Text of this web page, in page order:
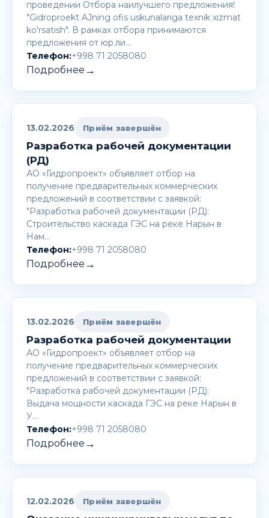
проведении Отбора наилучшего предложения!
"Gidroproekt AJning ofis uskunalariga texnik xizmat
ko'rsatish". В рамках отбора принимаются
предложения от юр.ли…
Телефон:+998 71 2058080
Подробнее →
13.02.2026 Приём завершён
Разработка рабочей документации
(РД)
АО «Гидропроект» объявляет отбор на
получение предварительных коммерческих
предложений в соответствии с заявкой:
"Разработка рабочей документации (РД):
Строительство каскада ГЭС на реке Нарын в
Нам…
Телефон:+998 71 2058080
Подробнее →
13.02.2026 Приём завершён
Разработка рабочей документации
АО «Гидропроект» объявляет отбор на
получение предварительных коммерческих
предложений в соответствии с заявкой:
"Разработка рабочей документации (РД):
Выдача мощности каскада ГЭС на реке Нарын в
У…
Телефон:+998 71 2058080
Подробнее →
12.02.2026 Приём завершён